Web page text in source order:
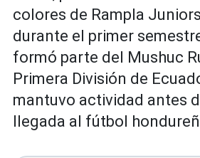
colores de Rampla
durante el primer
formó parte del Mushuc
Primera División de
mantuvo actividad antes
llegada al fútbol